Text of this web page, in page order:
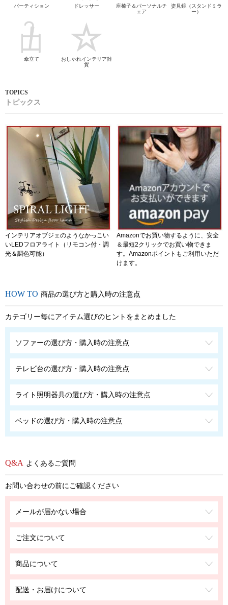
パーティション ドレッサー
座椅子＆パーソナルチ
ェア
姿見鏡（スタンドミラ
ー）
傘立て
おしゃれインテリア雑
貨
トピックス
インテリアオブジェのようなかっこい
いLEDフロアライト（リモコン付・調
光＆調色可能）
Amazonでお買い物するように、安全
＆最短2クリックでお買い物できま
す。Amazonポイントもご利用いただ
けます。
商品の選び方と購入時の注意点
カテゴリー毎にアイテム選びのヒントをまとめました
ソファーの選び方・購入時の注意点
テレビ台の選び方・購入時の注意点
ライト照明器具の選び方・購入時の注意点
ベッドの選び方・購入時の注意点
よくあるご質問
お問い合わせの前にご確認ください
メールが届かない場合
ご注文について
商品について
配送・お届けについて